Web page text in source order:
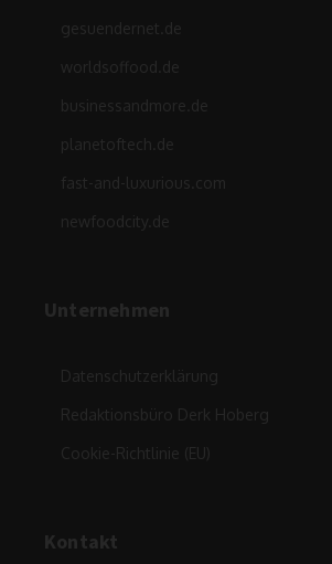
gesuendernet.de
worldsoffood.de
businessandmore.de
planetoftech.de
fast-and-luxurious.com
newfoodcity.de
Unternehmen
Datenschutzerklärung
Redaktionsbüro Derk Hoberg
Cookie-Richtlinie (EU)
Kontakt